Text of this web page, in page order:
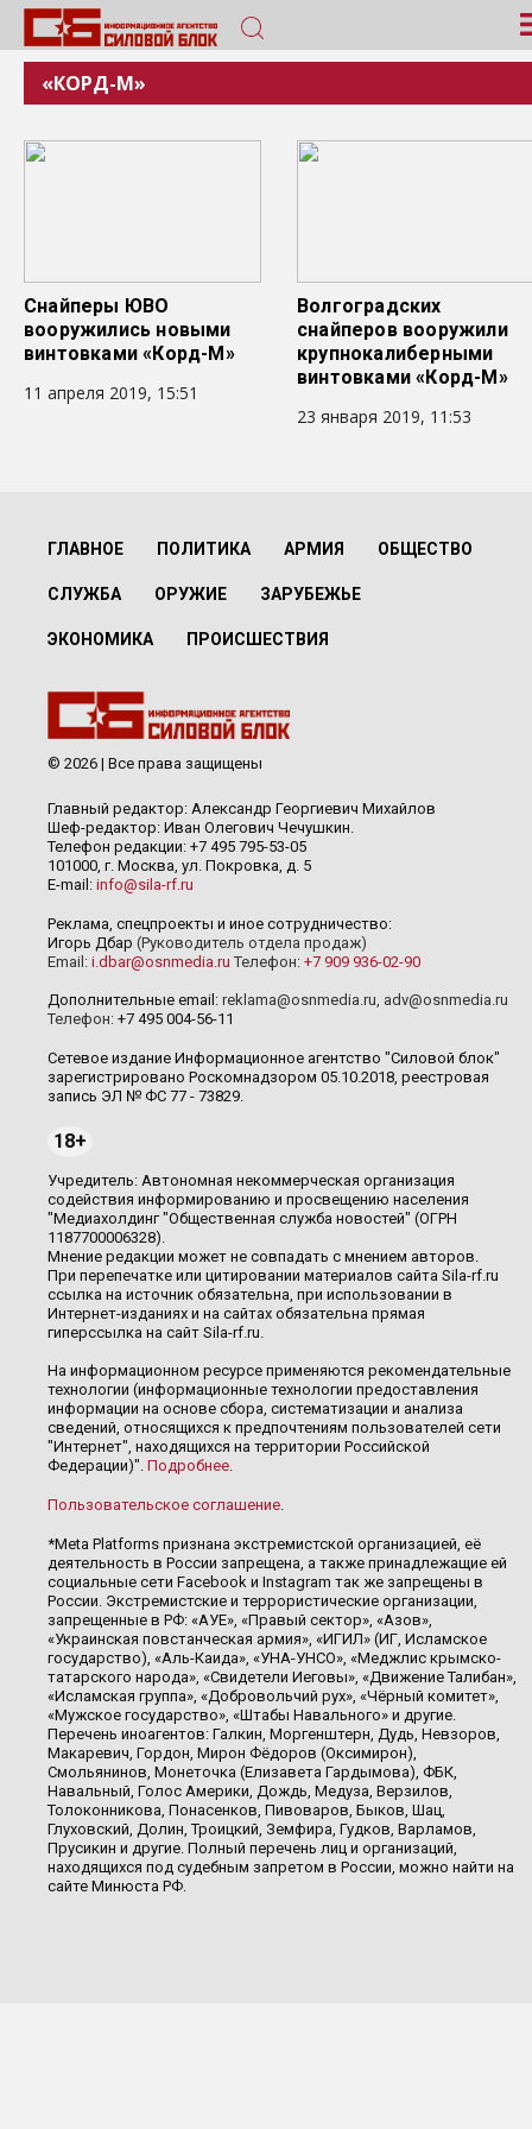
«КОРД-М»
Снайперы ЮВО
вооружились новыми
винтовками «Корд-М»
11 апреля 2019, 15:51
Волгоградских
снайперов вооружили
крупнокалиберными
винтовками «Корд-М»
23 января 2019, 11:53
ГЛАВНОЕ ПОЛИТИКА АРМИЯ ОБЩЕСТВО
СЛУЖБА ОРУЖИЕ ЗАРУБЕЖЬЕ
ЭКОНОМИКА ПРОИСШЕСТВИЯ
© 2026 | Все права защищены
Главный редактор: Александр Георгиевич Михайлов
Шеф-редактор: Иван Олегович Чечушкин.
Телефон редакции: +7 495 795-53-05
101000, г. Москва, ул. Покровка, д. 5
E-mail: info@sila-rf.ru
Реклама, спецпроекты и иное сотрудничество:
Игорь Дбар (Руководитель отдела продаж)
Email: i.dbar@osnmedia.ru Телефон: +7 909 936-02-90
Дополнительные email: reklama@osnmedia.ru, adv@osnmedia.ru
Телефон: +7 495 004-56-11
Сетевое издание Информационное агентство "Силовой блок"
зарегистрировано Роскомнадзором 05.10.2018, реестровая
запись ЭЛ № ФС 77 - 73829.
18+
Учредитель: Автономная некоммерческая организация
содействия информированию и просвещению населения
"Медиахолдинг "Общественная служба новостей" (ОГРН
1187700006328).
Мнение редакции может не совпадать с мнением авторов.
При перепечатке или цитировании материалов сайта Sila-rf.ru
ссылка на источник обязательна, при использовании в
Интернет-изданиях и на сайтах обязательна прямая
гиперссылка на сайт Sila-rf.ru.
На информационном ресурсе применяются рекомендательные
технологии (информационные технологии предоставления
информации на основе сбора, систематизации и анализа
сведений, относящихся к предпочтениям пользователей сети
"Интернет", находящихся на территории Российской
Федерации)". Подробнее.
Пользовательское соглашение.
*Meta Platforms признана экстремистской организацией, её
деятельность в России запрещена, а также принадлежащие ей
социальные сети Facebook и Instagram так же запрещены в
России. Экстремистские и террористические организации,
запрещенные в РФ: «АУЕ», «Правый сектор», «Азов»,
«Украинская повстанческая армия», «ИГИЛ» (ИГ, Исламское
государство), «Аль-Каида», «УНА-УНСО», «Меджлис крымско-
татарского народа», «Свидетели Иеговы», «Движение Талибан»,
«Исламская группа», «Добровольчий рух», «Чёрный комитет»,
«Мужское государство», «Штабы Навального» и другие.
Перечень иноагентов: Галкин, Моргенштерн, Дудь, Невзоров,
Макаревич, Гордон, Мирон Фёдоров (Оксимирон),
Смольянинов, Монеточка (Елизавета Гардымова), ФБК,
Навальный, Голос Америки, Дождь, Медуза, Верзилов,
Толоконникова, Понасенков, Пивоваров, Быков, Шац,
Глуховский, Долин, Троицкий, Земфира, Гудков, Варламов,
Прусикин и другие. Полный перечень лиц и организаций,
находящихся под судебным запретом в России, можно найти на
сайте Минюста РФ.